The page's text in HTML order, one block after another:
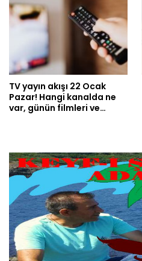
TV yayın akışı 22 Ocak
Pazar! Hangi kanalda ne
var, günün filmleri ve…